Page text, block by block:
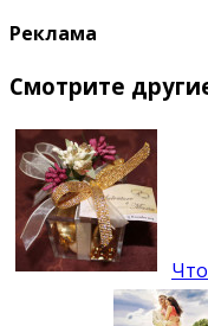
Реклама
Смотрите